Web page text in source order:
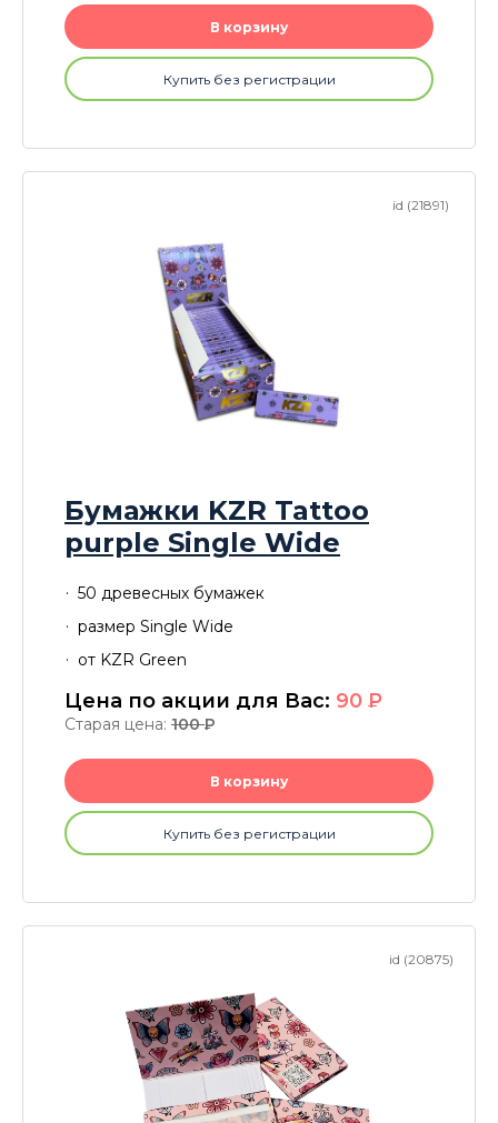
В корзину
Купить без регистрации
id (21891)
Бумажки KZR Tattoo
purple Single Wide
50 древесных бумажек
размер Single Wide
от KZR Green
Цена по акции для Вас: 90 P
Старая цена: 100P
В корзину
Купить без регистрации
id (20875)